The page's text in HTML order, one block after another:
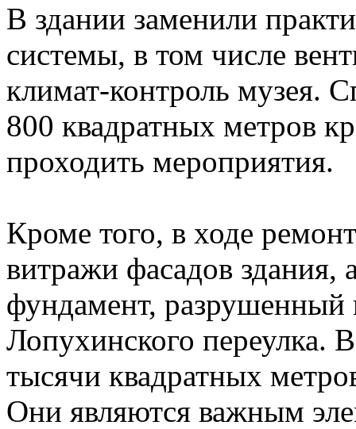
В здании заменили
системы, в том числе
климат-контроль музея.
800 квадратных метров
проходить мероприятия.
Кроме того, в ходе
витражи фасадов здания,
фундамент, разрушенный
Лопухинского переулка.
тысячи квадратных
Они являются важным